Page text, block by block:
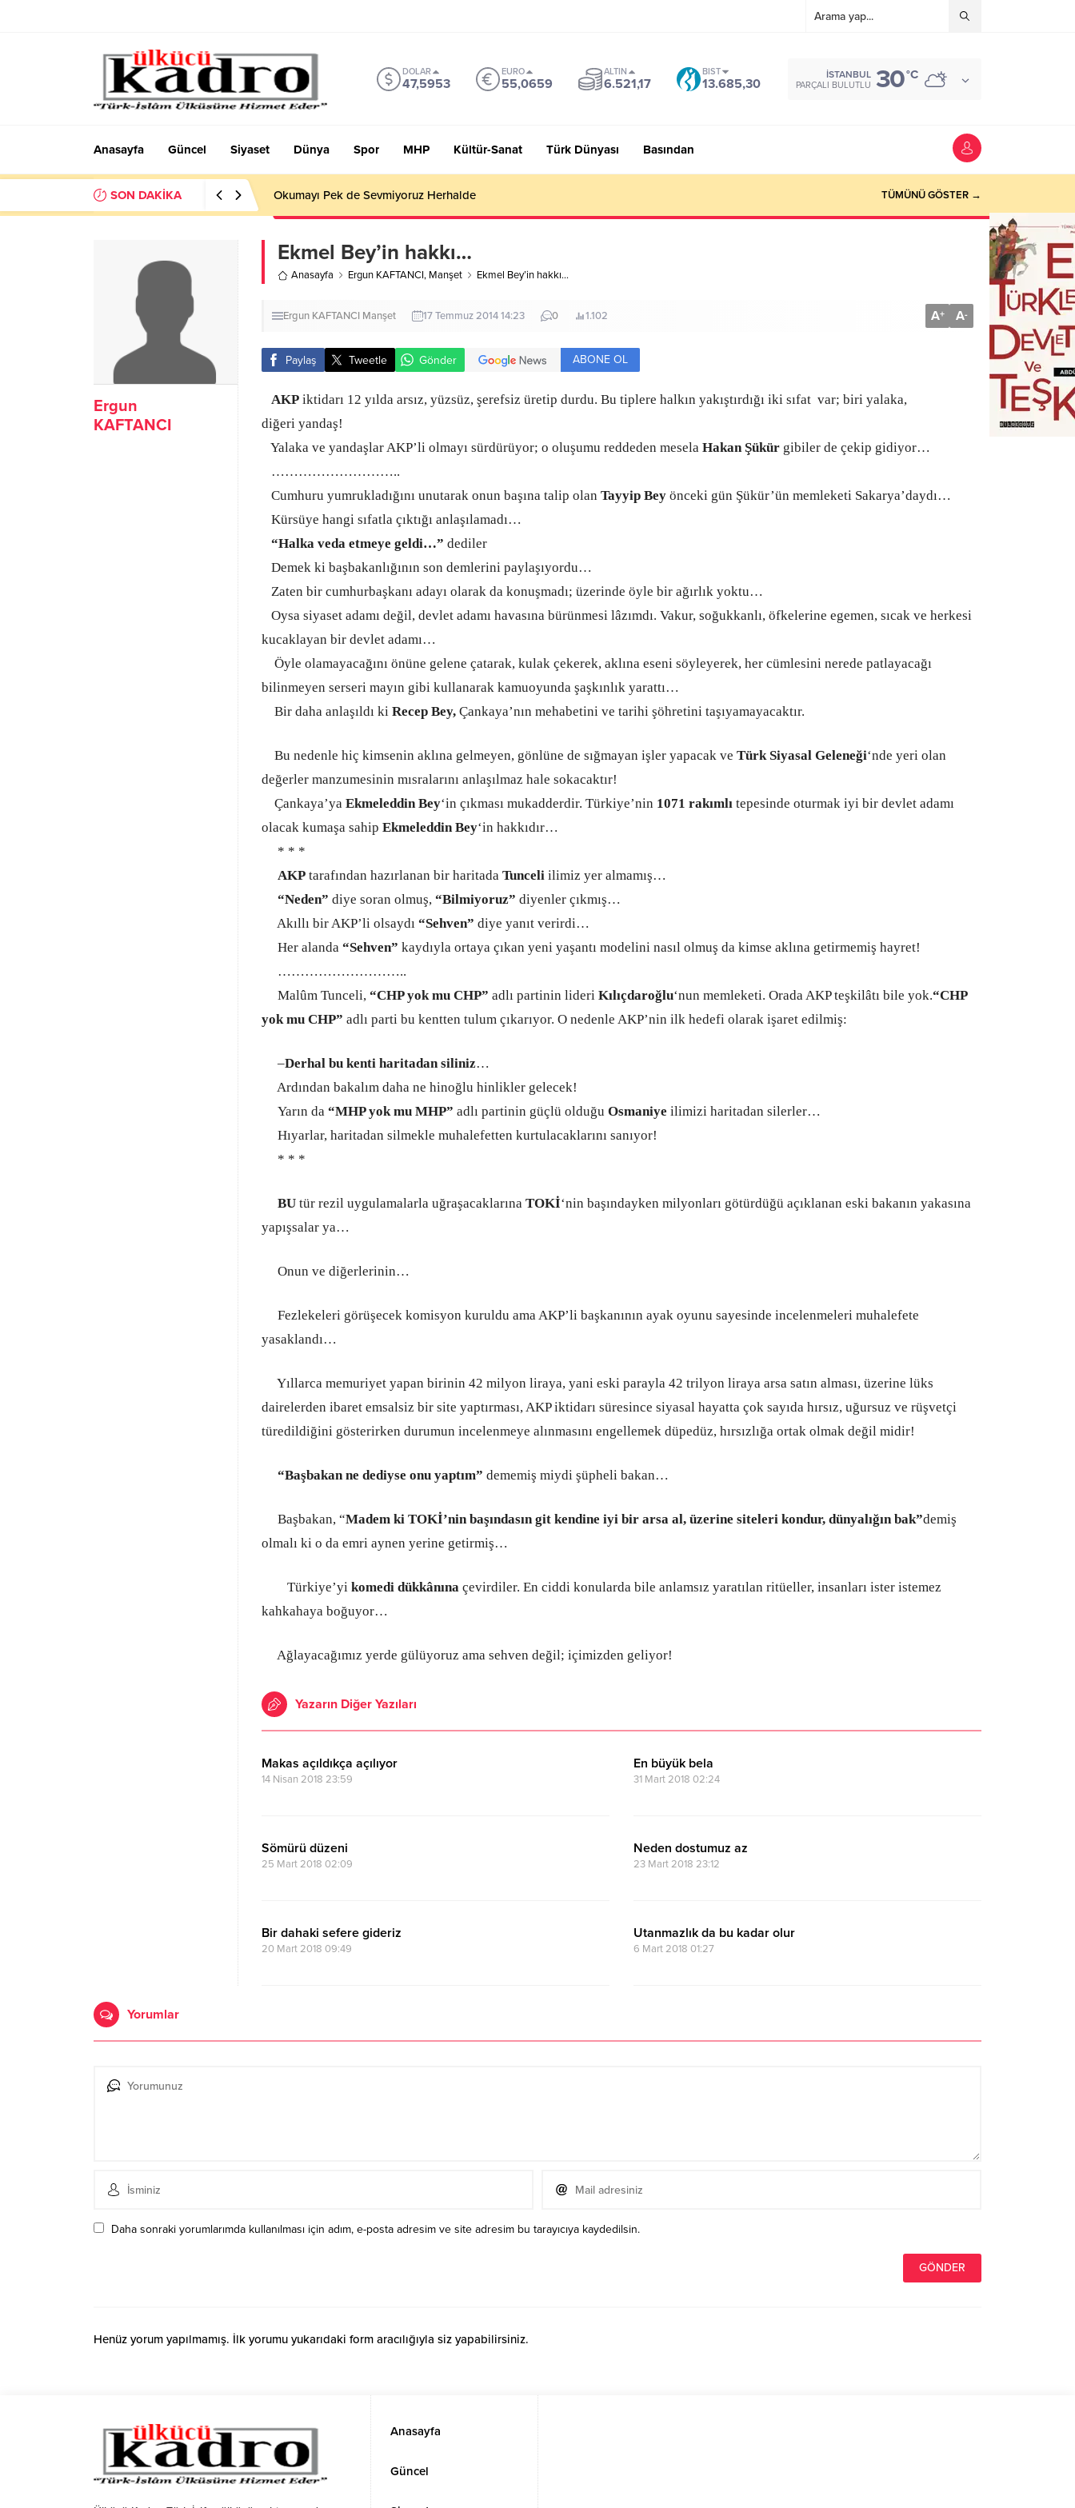
DOLAR
47,5953
EURO
55,0659
ALTIN
6.521,17
BIST
13.685,30
İSTANBUL
PARÇALI BULUTLU 30°C
Anasayfa Güncel Siyaset Dünya Spor MHP Kültür-Sanat Türk Dünyası Basından
SON DAKİKA Okumayı Pek de Sevmiyoruz Herhalde TÜMÜNÜ GÖSTER →
Ergun
KAFTANCI
Ekmel Bey’in hakkı…
Anasayfa Ergun KAFTANCI, Manşet Ekmel Bey’in hakkı…
Ergun KAFTANCI Manşet 17 Temmuz 2014 14:23 0 1.102 A+ A-
Paylaş Tweetle Gönder ABONE OL
AKP iktidarı 12 yılda arsız, yüzsüz, şerefsiz üretip durdu. Bu tiplere halkın yakıştırdığı iki sıfat var; biri yalaka,
diğeri yandaş!
Yalaka ve yandaşlar AKP’li olmayı sürdürüyor; o oluşumu reddeden mesela Hakan Şükür gibiler de çekip gidiyor…
………………………..
Cumhuru yumrukladığını unutarak onun başına talip olan Tayyip Bey önceki gün Şükür’ün memleketi Sakarya’daydı…
Kürsüye hangi sıfatla çıktığı anlaşılamadı…
“Halka veda etmeye geldi…” dediler
Demek ki başbakanlığının son demlerini paylaşıyordu…
Zaten bir cumhurbaşkanı adayı olarak da konuşmadı; üzerinde öyle bir ağırlık yoktu…
Oysa siyaset adamı değil, devlet adamı havasına bürünmesi lâzımdı. Vakur, soğukkanlı, öfkelerine egemen, sıcak ve herkesi
kucaklayan bir devlet adamı…
Öyle olamayacağını önüne gelene çatarak, kulak çekerek, aklına eseni söyleyerek, her cümlesini nerede patlayacağı
bilinmeyen serseri mayın gibi kullanarak kamuoyunda şaşkınlık yarattı…
Bir daha anlaşıldı ki Recep Bey, Çankaya’nın mehabetini ve tarihi şöhretini taşıyamayacaktır.
Bu nedenle hiç kimsenin aklına gelmeyen, gönlüne de sığmayan işler yapacak ve Türk Siyasal Geleneği‘nde yeri olan
değerler manzumesinin mısralarını anlaşılmaz hale sokacaktır!
Çankaya’ya Ekmeleddin Bey‘in çıkması mukadderdir. Türkiye’nin 1071 rakımlı tepesinde oturmak iyi bir devlet adamı
olacak kumaşa sahip Ekmeleddin Bey‘in hakkıdır…
* * *
AKP tarafından hazırlanan bir haritada Tunceli ilimiz yer almamış…
“Neden” diye soran olmuş, “Bilmiyoruz” diyenler çıkmış…
Akıllı bir AKP’li olsaydı “Sehven” diye yanıt verirdi…
Her alanda “Sehven” kaydıyla ortaya çıkan yeni yaşantı modelini nasıl olmuş da kimse aklına getirmemiş hayret!
………………………..
Malûm Tunceli, “CHP yok mu CHP” adlı partinin lideri Kılıçdaroğlu‘nun memleketi. Orada AKP teşkilâtı bile yok.“CHP
yok mu CHP” adlı parti bu kentten tulum çıkarıyor. O nedenle AKP’nin ilk hedefi olarak işaret edilmiş:
–Derhal bu kenti haritadan siliniz…
Ardından bakalım daha ne hinoğlu hinlikler gelecek!
Yarın da “MHP yok mu MHP” adlı partinin güçlü olduğu Osmaniye ilimizi haritadan silerler…
Hıyarlar, haritadan silmekle muhalefetten kurtulacaklarını sanıyor!
* * *
BU tür rezil uygulamalarla uğraşacaklarına TOKİ‘nin başındayken milyonları götürdüğü açıklanan eski bakanın yakasına
yapışsalar ya…
Onun ve diğerlerinin…
Fezlekeleri görüşecek komisyon kuruldu ama AKP’li başkanının ayak oyunu sayesinde incelenmeleri muhalefete
yasaklandı…
Yıllarca memuriyet yapan birinin 42 milyon liraya, yani eski parayla 42 trilyon liraya arsa satın alması, üzerine lüks
dairelerden ibaret emsalsiz bir site yaptırması, AKP iktidarı süresince siyasal hayatta çok sayıda hırsız, uğursuz ve rüşvetçi
türedildiğini gösterirken durumun incelenmeye alınmasını engellemek düpedüz, hırsızlığa ortak olmak değil midir!
“Başbakan ne dediyse onu yaptım” dememiş miydi şüpheli bakan…
Başbakan, “Madem ki TOKİ’nin başındasın git kendine iyi bir arsa al, üzerine siteleri kondur, dünyalığın bak”demiş
olmalı ki o da emri aynen yerine getirmiş…
Türkiye’yi komedi dükkânına çevirdiler. En ciddi konularda bile anlamsız yaratılan ritüeller, insanları ister istemez
kahkahaya boğuyor…
Ağlayacağımız yerde gülüyoruz ama sehven değil; içimizden geliyor!
Yazarın Diğer Yazıları
Makas açıldıkça açılıyor
14 Nisan 2018 23:59
En büyük bela
31 Mart 2018 02:24
Sömürü düzeni
25 Mart 2018 02:09
Neden dostumuz az
23 Mart 2018 23:12
Bir dahaki sefere gideriz
20 Mart 2018 09:49
Utanmazlık da bu kadar olur
6 Mart 2018 01:27
Yorumlar
Daha sonraki yorumlarımda kullanılması için adım, e-posta adresim ve site adresim bu tarayıcıya kaydedilsin.
Henüz yorum yapılmamış. İlk yorumu yukarıdaki form aracılığıyla siz yapabilirsiniz.
Anasayfa
Güncel